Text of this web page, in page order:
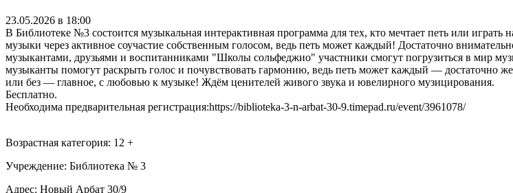
23.05.2026 в 18:00
В Библиотеке №3 состоится музыкальная интерактивная программа для тех, кто мечтает петь или
музыки через активное соучастие собственным голосом, ведь петь может каждый! Достаточно
музыкантами, друзьями и воспитанниками "Школы сольфеджио" участники смогут погрузиться в мир
музыканты помогут раскрыть голос и почувствовать гармонию, ведь петь может каждый —
или без — главное, с любовью к музыке! Ждём ценителей живого звука и ювелирного музицирования.
Бесплатно.
Необходима предварительная регистрация:https://biblioteka-3-n-arbat-30-9.timepad.ru/event/3961078/
Возрастная категория: 12 +
Учреждение: Библиотека № 3
Адрес: Новый Арбат 30/9